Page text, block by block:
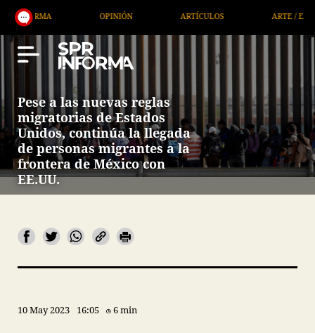
OPINIÓN ARTÍCULOS ARTE / ENTRETENIMIENTO
Pese a las nuevas reglas
migratorias de Estados
Unidos, continúa la llegada
de personas migrantes a la
frontera de México con
EE.UU.
10 May 2023 16:05 6 min